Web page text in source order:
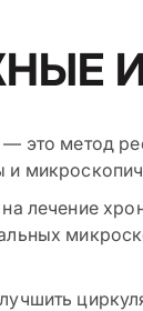
это метод
и
лечение